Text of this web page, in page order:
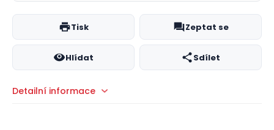
Tisk Zeptat se
Hlídat Sdílet
Detailní informace